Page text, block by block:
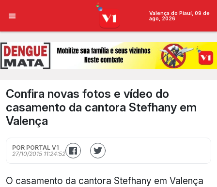
Valença do Piauí, 09 de
ago, 2026
Confira novas fotos e vídeo do
casamento da cantora Stefhany em
Valença
POR PORTAL V1
27/10/2015 11:24:52
O casamento da cantora Stefhany em Valença